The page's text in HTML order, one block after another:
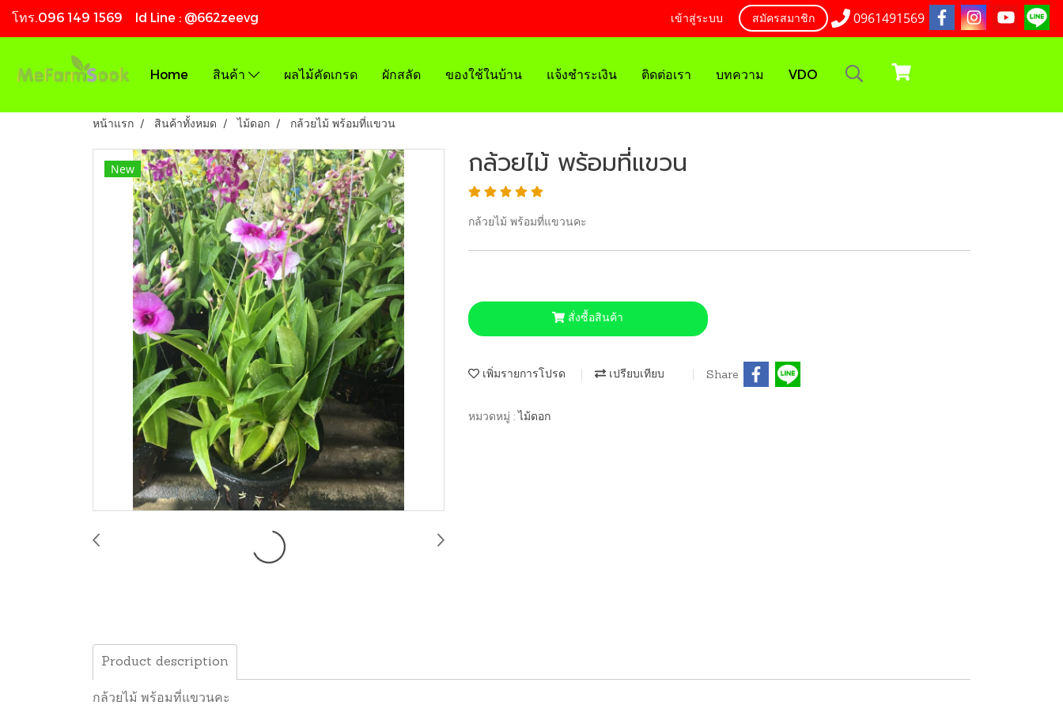
โทร.096 149 1569 Id Line : @662zeevg เข้าสู่ระบบ สมัครสมาชิก 0961491569
Home สินค้า ผลไม้คัดเกรด ผักสลัด ของใช้ในบ้าน แจ้งชำระเงิน ติดต่อเรา บทความ VDO
หน้าแรก สินค้าทั้งหมด ไม้ดอก กล้วยไม้ พร้อมที่แขวน
New กล้วยไม้ พร้อมที่แขวน
กล้วยไม้ พร้อมที่แขวนคะ
สั่งซื้อสินค้า
เพิ่มรายการโปรด เปรียบเทียบ Share
หมวดหมู่ : ไม้ดอก
Product description
กล้วยไม้ พร้อมที่แขวนคะ